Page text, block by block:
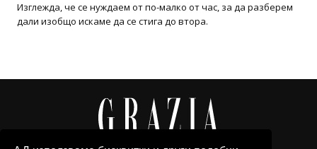
Изглежда, че се нуждаем от по-малко от час, за да разберем
дали изобщо искаме да се стига до втора.